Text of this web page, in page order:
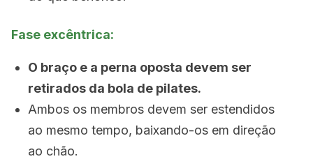
Fase excêntrica:
O braço e a perna oposta devem ser
retirados da bola de pilates.
Ambos os membros devem ser estendidos
ao mesmo tempo, baixando-os em direção
ao chão.